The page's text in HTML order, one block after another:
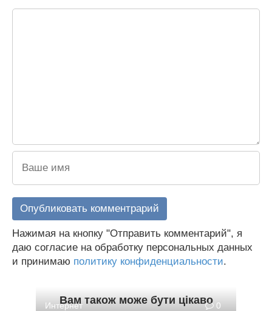
Нажимая на кнопку "Отправить комментарий", я
даю согласие на обработку персональных данных
и принимаю политику конфиденциальности.
Вам також може бути цікаво
Интернет 0